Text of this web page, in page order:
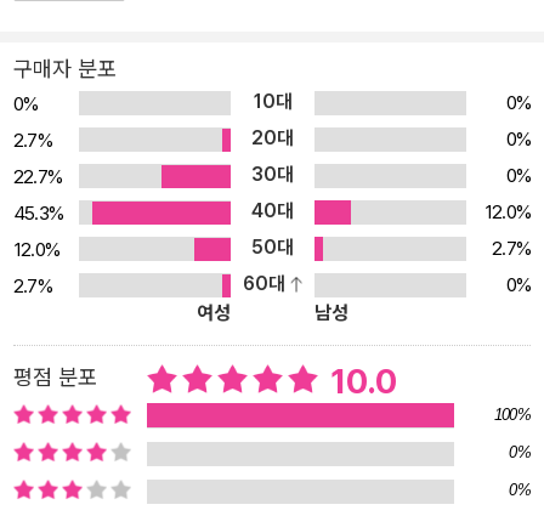
노동으로 고통받는 아이들을 위해 굿네이버스에 도서 판매 수익금의
일부를 기부합니다. “그 공 차요!” 아이들의 삶을 변화시킬 힘찬 외침!
한 아이가 탑처럼 쌓여 있는 가죽 조각들 사이에서 한 땀 한 땀 바느질
하며 축구공을 만들고 있어요. 그때 온종일 바느질을 하느라 몹시 힘
들고 지친 아이에게 어디선가 간절한 외침이 들려왔어요. “그 공 차
요!” 아이는 바느질하던 축구공을 내려놓고, 있는 힘껏 축구공을 ‘뻥!’
차요. 아이가 찬 축구공은 악취 가득한 쓰레기장에서 돈이 될 쓰레기
를 뒤지던 아이에게로, 카카오 농장에서 무거운 열매 자루를 옮기던
아이에게로, 공장에서 끊임없이 미싱을 돌리며 옷을 만들던 아이에게
로 날아갔다가, 마지막엔 전쟁터에서 총을 손에 쥔 아이에게로 날아
가요. 아이는 총을 내던지고, 군인들과 피난 가는 난민들 사이로 요리
조리 공을 드리블하다 힘차게 축구공을 차지요. 하지만 아이가 찬 공
은 환희로 가득한 축구 골대 안이 아닌 커다란 철조망에 가로막혀 버
려요. 그렇지만 아이는 좌절하지 않고 ‘다시’ 씩씩하게 축구공을 찹니
구매자 분포
0% 10대
0%
2.7%
20대
0%
22.7%
30대
0%
45.3%
40대
12.0%
12.0%
50대
2.7%
2.7%
60대
0%
여성
남성
평점 분포 10.0
100%
0%
0%